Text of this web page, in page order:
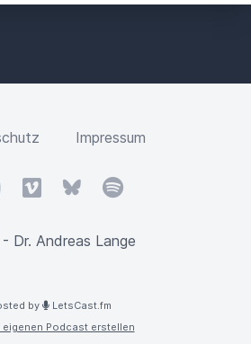
Impressum
Vimeo BlueskySpotify
Dr. Andreas Lange
by
LetsCast.fm
eigenen Podcast erstellen